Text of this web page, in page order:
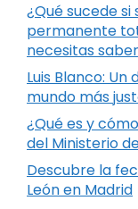
¿Qué sucede
permanente
necesitas
Luis Blanco:
mundo más
¿Qué es y
del Ministerio
Descubre la
León en Madrid